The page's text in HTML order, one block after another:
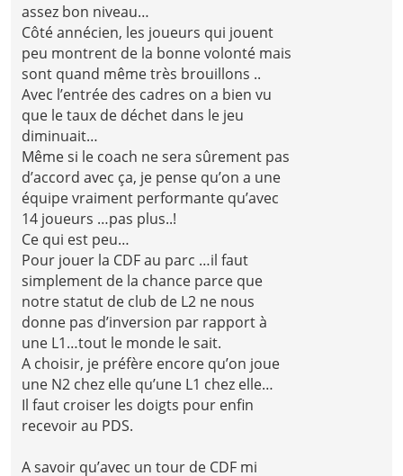
assez bon niveau…
Côté annécien, les joueurs qui jouent
peu montrent de la bonne volonté mais
sont quand même très brouillons ..
Avec l’entrée des cadres on a bien vu
que le taux de déchet dans le jeu
diminuait…
Même si le coach ne sera sûrement pas
d’accord avec ça, je pense qu’on a une
équipe vraiment performante qu’avec
14 joueurs …pas plus..!
Ce qui est peu…
Pour jouer la CDF au parc …il faut
simplement de la chance parce que
notre statut de club de L2 ne nous
donne pas d’inversion par rapport à
une L1…tout le monde le sait.
A choisir, je préfère encore qu’on joue
une N2 chez elle qu’une L1 chez elle…
Il faut croiser les doigts pour enfin
recevoir au PDS.
A savoir qu’avec un tour de CDF mi